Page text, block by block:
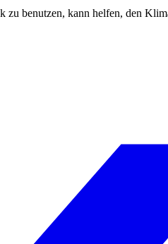
benutzen, kann helfen, den